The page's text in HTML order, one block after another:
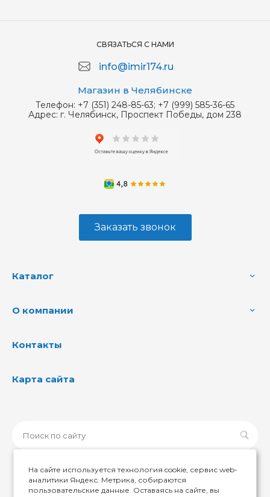
СВЯЗАТЬСЯ С НАМИ
info@imir174.ru
Магазин в Челябинске
Телефон: +7 (351) 248-85-63; +7 (999) 585-36-65
Адрес: г. Челябинск, Проспект Победы, дом 238
Заказать звонок
Каталог
О компании
Контакты
Карта сайта
На сайте используется технология cookie, сервис web-
аналитики Яндекс. Метрика, собираются
пользовательские данные. Оставаясь на сайте, вы